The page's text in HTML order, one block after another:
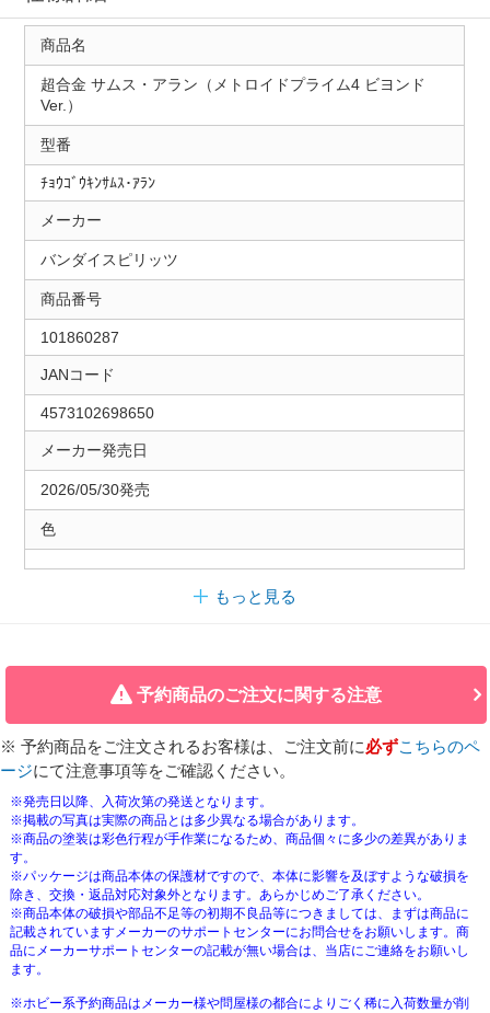
商品名
超合金 サムス・アラン（メトロイドプライム4 ビヨンド
Ver.）
型番
ﾁｮｳｺﾞｳｷﾝｻﾑｽ･ｱﾗﾝ
メーカー
バンダイスピリッツ
商品番号
101860287
JANコード
4573102698650
メーカー発売日
2026/05/30発売
色
もっと見る
予約商品のご注文に関する注意
※ 予約商品をご注文されるお客様は、ご注文前に必ずこちらのペ
ージにて注意事項等をご確認ください。
※発売日以降、入荷次第の発送となります。
※掲載の写真は実際の商品とは多少異なる場合があります。
※商品の塗装は彩色行程が手作業になるため、商品個々に多少の差異がありま
す。
※パッケージは商品本体の保護材ですので、本体に影響を及ぼすような破損を
除き、交換・返品対応対象外となります。あらかじめご了承ください。
※商品本体の破損や部品不足等の初期不良品等につきましては、まずは商品に
記載されていますメーカーのサポートセンターにお問合せをお願いします。商
品にメーカーサポートセンターの記載が無い場合は、当店にご連絡をお願いし
ます。
※ホビー系予約商品はメーカー様や問屋様の都合によりごく稀に入荷数量が削